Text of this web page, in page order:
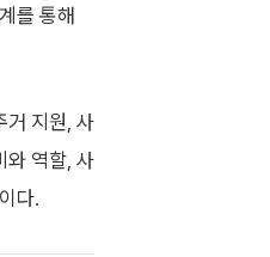
를 통해
거 지원, 사
와 역할, 사
다.